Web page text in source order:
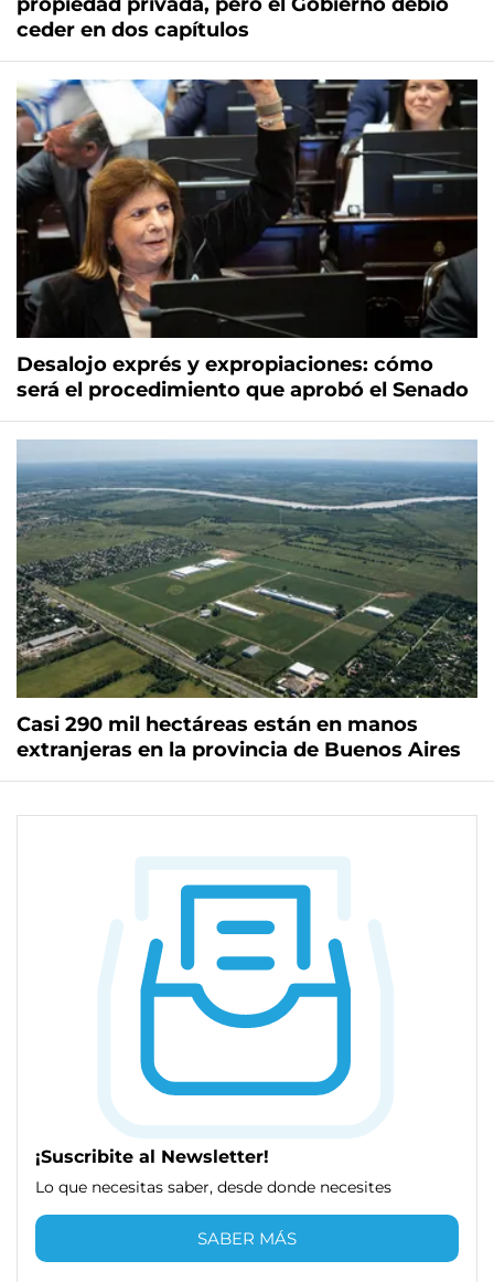
ceder en dos capítulos
Desalojo exprés y expropiaciones: cómo
será el procedimiento que aprobó el Senado
Casi 290 mil hectáreas están en manos
extranjeras en la provincia de Buenos Aires
¡Suscribite al Newsletter!
Lo que necesitas saber, desde donde necesites
SABER MÁS